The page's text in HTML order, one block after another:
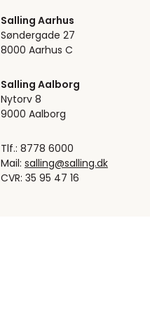
Salling Aarhus
Søndergade 27
8000 Aarhus C
Salling Aalborg
Nytorv 8
9000 Aalborg
Tlf.: 8778 6000
Mail: salling@salling.dk
CVR: 35 95 47 16